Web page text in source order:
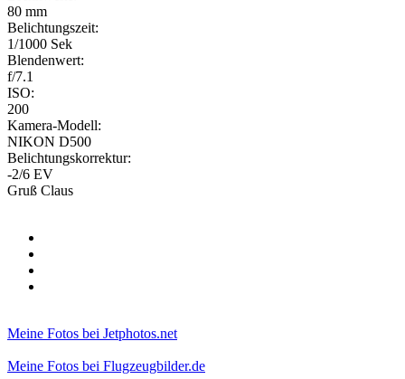
80 mm
Belichtungszeit:
1/1000 Sek
Blendenwert:
f/7.1
ISO:
200
Kamera-Modell:
NIKON D500
Belichtungskorrektur:
-2/6 EV
Gruß Claus
Meine Fotos bei Jetphotos.net
Meine Fotos bei Flugzeugbilder.de